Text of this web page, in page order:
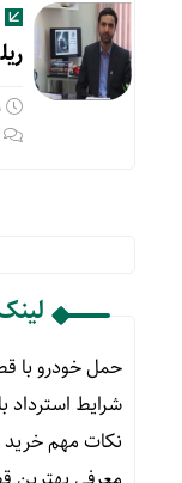
حمل خودرو با
شرایط استرداد
نکات مهم خرید